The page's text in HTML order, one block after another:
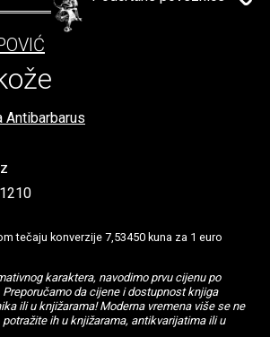
Antibarbarus
tečaju konverzije 7,53450 kuna za 1 euro
karaktera, navodimo prvu cijenu po
da cijene i dostupnost knjiga
ili u knjižarama! Moderna vremena više se ne
ih u knjižarama, antikvarijatima ili u